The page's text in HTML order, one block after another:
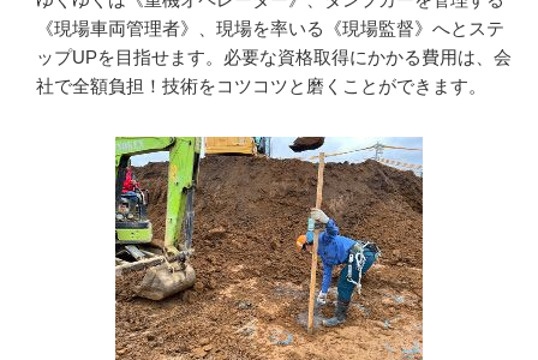
《現場車両管理者》、現場を率いる《現場監督》へとステ
ップUPを目指せます。必要な資格取得にかかる費用は、会
社で全額負担！技術をコツコツと磨くことができます。